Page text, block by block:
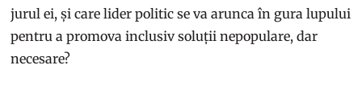
jurul ei, și care lider politic se va arunca în gura lupului
pentru a promova inclusiv soluții nepopulare, dar
necesare?